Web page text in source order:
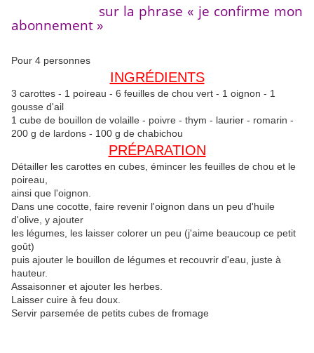
sur la phrase « je confirme mon
abonnement »
Pour 4 personnes
INGRÉDIENTS
3 carottes - 1 poireau - 6 feuilles de chou vert - 1 oignon - 1
gousse d'ail
1 cube de bouillon de volaille - poivre - thym - laurier - romarin -
200 g de lardons - 100 g de chabichou
PRÉPARATION
Détailler les carottes en cubes, émincer les feuilles de chou et le
poireau,
ainsi que l'oignon.
Dans une cocotte, faire revenir l'oignon dans un peu d'huile
d'olive, y ajouter
les légumes, les laisser colorer un peu (j'aime beaucoup ce petit
goût)
puis ajouter le bouillon de légumes et recouvrir d'eau, juste à
hauteur.
Assaisonner et ajouter les herbes.
Laisser cuire à feu doux.
Servir parsemée de petits cubes de fromage